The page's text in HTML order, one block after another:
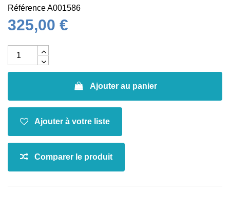
RéférenceA001586
325,00 €
Ajouter au panier